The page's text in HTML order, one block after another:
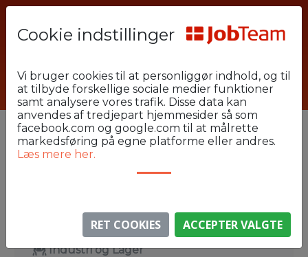
Forside
Jobsøgende
Industri og Lager
Grindsted
VIS FILTRE
2
Ryd
167 jobs
dag- eller aftenhold nær Grindsted
Grindsted
0 km
Industri og Lager
Cookie indstillinger
Vi bruger cookies til at personliggør indhold, og til
at tilbyde forskellige sociale medier funktioner
samt analysere vores trafik. Disse data kan
anvendes af tredjepart hjemmesider så som
facebook.com og google.com til at målrette
markedsføring på egne platforme eller andres.
Læs mere her.
RET COOKIES ACCEPTER VALGTE